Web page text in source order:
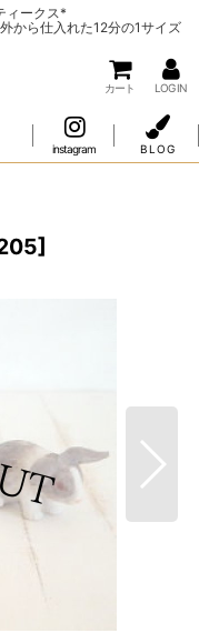
ィークス*
から仕入れた12分の1サイズ
カート LOG IN
instagram B L O G
]